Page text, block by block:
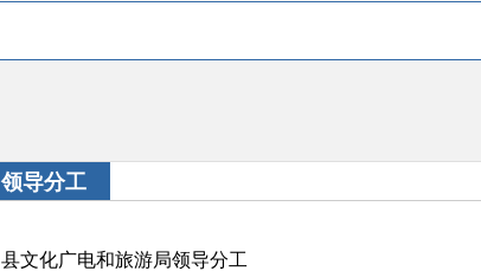
领导分工
县文化广电和旅游局领导分工